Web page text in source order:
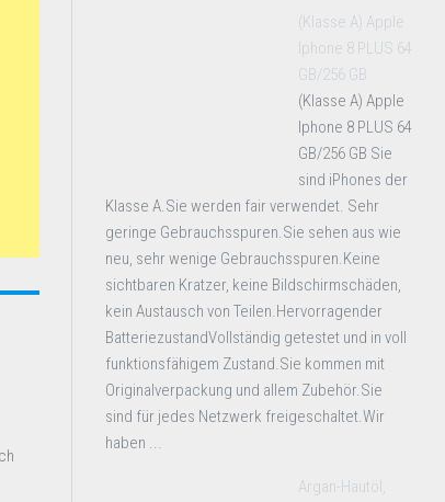
(Klasse A) Apple
Iphone 8 PLUS 64
GB/256 GB
(Klasse A) Apple
Iphone 8 PLUS 64
GB/256 GB Sie
sind iPhones der
Klasse A.Sie werden fair verwendet. Sehr
geringe Gebrauchsspuren.Sie sehen aus wie
neu, sehr wenige Gebrauchsspuren.Keine
sichtbaren Kratzer, keine Bildschirmschäden,
kein Austausch von Teilen.Hervorragender
BatteriezustandVollständig getestet und in voll
funktionsfähigem Zustand.Sie kommen mit
Originalverpackung und allem Zubehör.Sie
sind für jedes Netzwerk freigeschaltet.Wir
haben ...
Argan-Hautöl,